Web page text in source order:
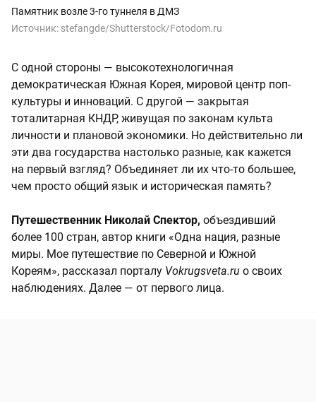
Памятник возле 3-го туннеля в ДМЗ
Источник: stefangde/Shutterstock/Fotodom.ru
С одной стороны — высокотехнологичная
демократическая Южная Корея, мировой центр поп-
культуры и инноваций. С другой — закрытая
тоталитарная КНДР, живущая по законам культа
личности и плановой экономики. Но действительно ли
эти два государства настолько разные, как кажется
на первый взгляд? Объединяет ли их что-то большее,
чем просто общий язык и историческая память?
Путешественник Николай Спектор, объездивший
более 100 стран, автор книги «Одна нация, разные
миры. Мое путешествие по Северной и Южной
Кореям», рассказал порталу Vokrugsveta.ru о своих
наблюдениях. Далее — от первого лица.